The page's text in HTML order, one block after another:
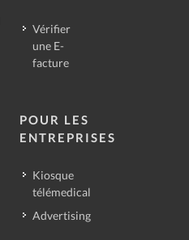
Vérifier
une E-
facture
POUR LES
ENTREPRISES
Kiosque
télémedical
Advertising